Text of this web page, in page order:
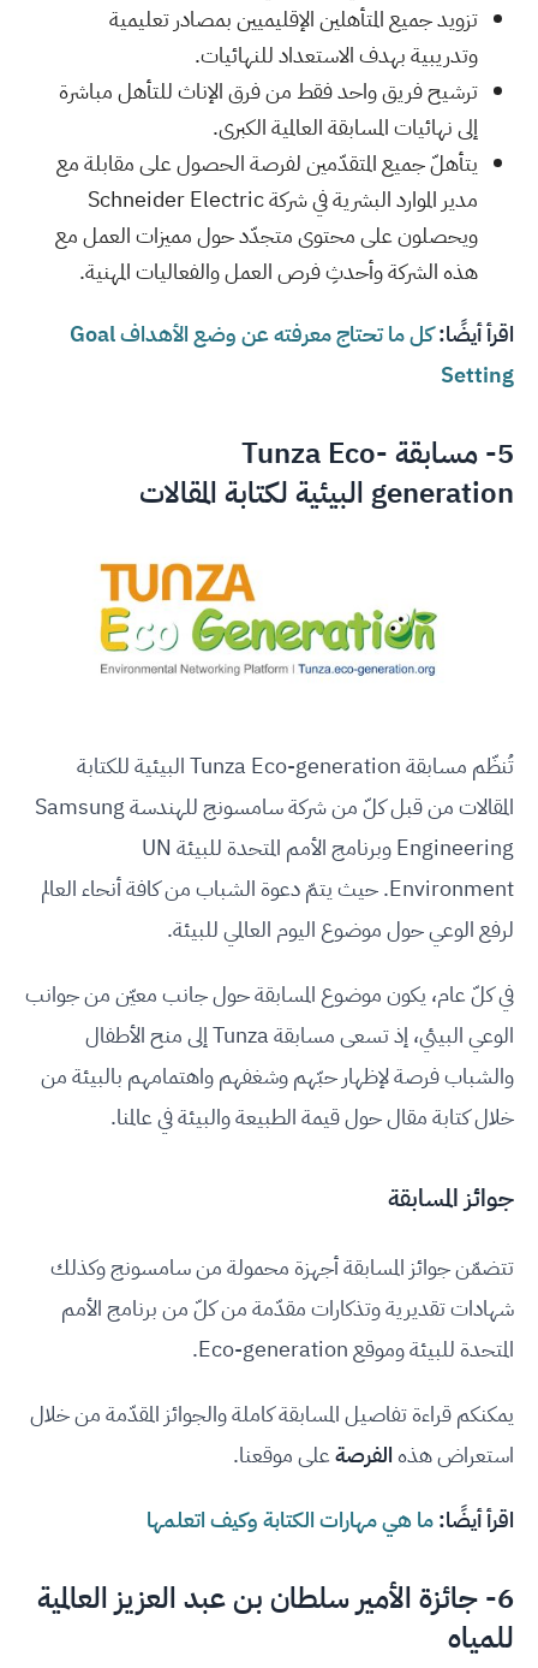
تزويد جميع المتأهلين الإقليميين بمصادر تعليمية
وتدريبية بهدف الاستعداد للنهائيات.
ترشيح فريق واحد فقط من فرق الإناث للتأهل مباشرة
إلى نهائيات المسابقة العالمية الكبرى.
يتأهلّ جميع المتقدّمين لفرصة الحصول على مقابلة مع
مدير الموارد البشرية في شركة Schneider Electric
ويحصلون على محتوى متجدّد حول مميزات العمل مع
هذه الشركة وأحدثِ فرص العمل والفعاليات المهنية.
اقرأ أيضًا:
كل ما تحتاج معرفته عن وضع الأهداف Goal
Setting
5- مسابقة
Tunza Eco-
generationالبيئية لكتابة المقالات
تُنظّم مسابقة Tunza Eco-generation البيئية للكتابة
المقالات من قبل كلّ من شركة سامسونج للهندسة Samsung
Engineering وبرنامج الأمم المتحدة للبيئة UN
Environment. حيث يتمّ دعوة الشباب من كافة أنحاء العالم
لرفع الوعي حول موضوع اليوم العالمي للبيئة.
في كلّ عام، يكون موضوع المسابقة حول جانب معيّن من جوانب
الوعي البيئي، إذ تسعى مسابقة Tunza إلى منح الأطفال
والشباب فرصة لإظهار حبّهم وشغفهم واهتمامهم بالبيئة من
خلال كتابة مقال حول قيمة الطبيعة والبيئة في عالمنا.
جوائز المسابقة
تتضمّن جوائز المسابقة أجهزة محمولة من سامسونج وكذلك
شهادات تقديرية وتذكارات مقدّمة من كلّ من برنامج الأمم
المتحدة للبيئة وموقع Eco-generation.
يمكنكم قراءة تفاصيل المسابقة كاملة والجوائز المقدّمة من خلال
استعراض هذهالفرصةعلى موقعنا.
اقرأ أيضًا:ما هي مهارات الكتابة وكيف اتعلمها
6- جائزة الأمير سلطان بن عبد العزيز العالمية
للمياه